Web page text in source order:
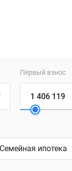
Первый взнос
Семейная ипотека